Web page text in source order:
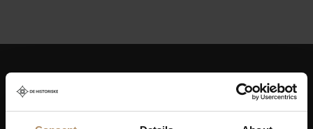
Hold deg oppdatert på nyheter, og få spennende